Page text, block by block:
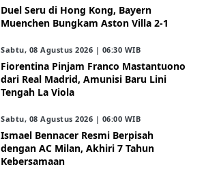
Duel Seru di Hong Kong, Bayern
Muenchen Bungkam Aston Villa 2-1
Sabtu, 08 Agustus 2026 | 06:30 WIB
Fiorentina Pinjam Franco Mastantuono
dari Real Madrid, Amunisi Baru Lini
Tengah La Viola
Sabtu, 08 Agustus 2026 | 06:00 WIB
Ismael Bennacer Resmi Berpisah
dengan AC Milan, Akhiri 7 Tahun
Kebersamaan